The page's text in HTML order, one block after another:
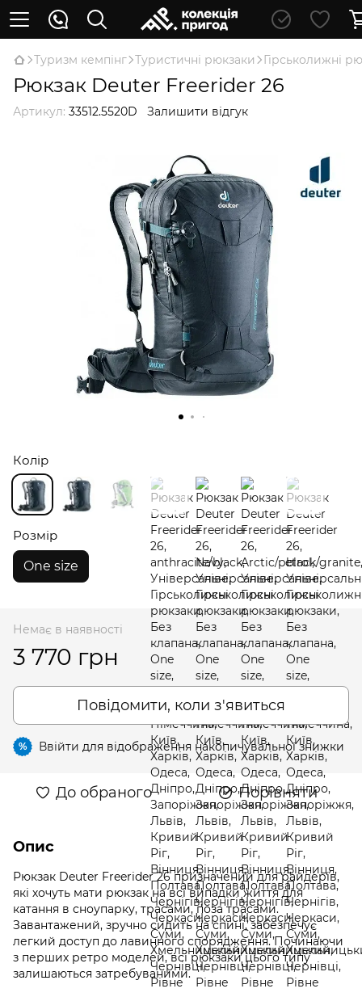
Туризм кемпінг Туристичні рюкзаки Гірськолижні
Рюкзак Deuter Freerider 26
Артикул: 33512.5520D Залишити відгук
Колір
Розмір
One size
Немає в наявності
3 770 грн
Повідомити, коли з'явиться
% Ввійти для відображення накопичувальної знижки
До обраного Порівняти
Опис
Рюкзак Deuter Freerider 26 призначений для райдерів,
які хочуть мати рюкзак на всі випадки життя для
катання в сноупарку, трасами, поза трасами.
Завантажений, зручно сидить на спині, забезпечує
легкий доступ до лавинного спорядження. Починаючи
з перших ретро моделей, всі рюкзаки цього типу
залишаються затребуваними.